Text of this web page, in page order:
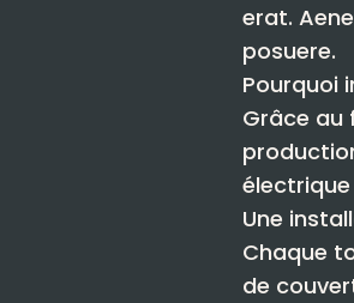
erat.
posuere.
Pourquoi
Grâce au
Une
Chaque
de